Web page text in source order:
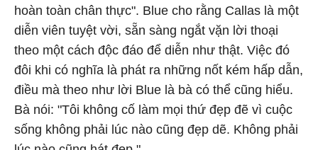
hoàn toàn chân thực". Blue cho rằng Callas là một
diễn viên tuyệt vời, sẵn sàng ngắt vặn lời thoại
theo một cách độc đáo để diễn như thật. Việc đó
đôi khi có nghĩa là phát ra những nốt kém hấp dẫn,
điều mà theo như lời Blue là bà có thể cũng hiểu.
Bà nói: "Tôi không cố làm mọi thứ đẹp đẽ vì cuộc
sống không phải lúc nào cũng đẹp dẽ. Không phải